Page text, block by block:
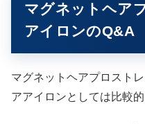
マグネットヘア
アイロンのQ&A
マグネットヘアプロスト
アアイロンとしては比較